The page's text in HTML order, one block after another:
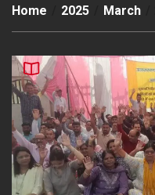
Home 2025 March